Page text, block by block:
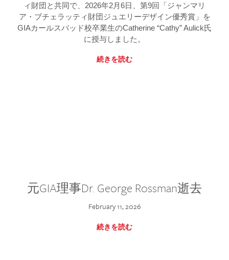
ィ財団と共同で、2026年2月6日、第9回「ジャンマリ
ア・ブチェラッティ財団ジュエリーデザイン優秀賞」を
GIAカールスバッド校卒業生のCatherine “Cathy” Aulick氏
に授与しました。
続きを読む
元GIA理事Dr. George Rossman逝去
February 11, 2026
続きを読む